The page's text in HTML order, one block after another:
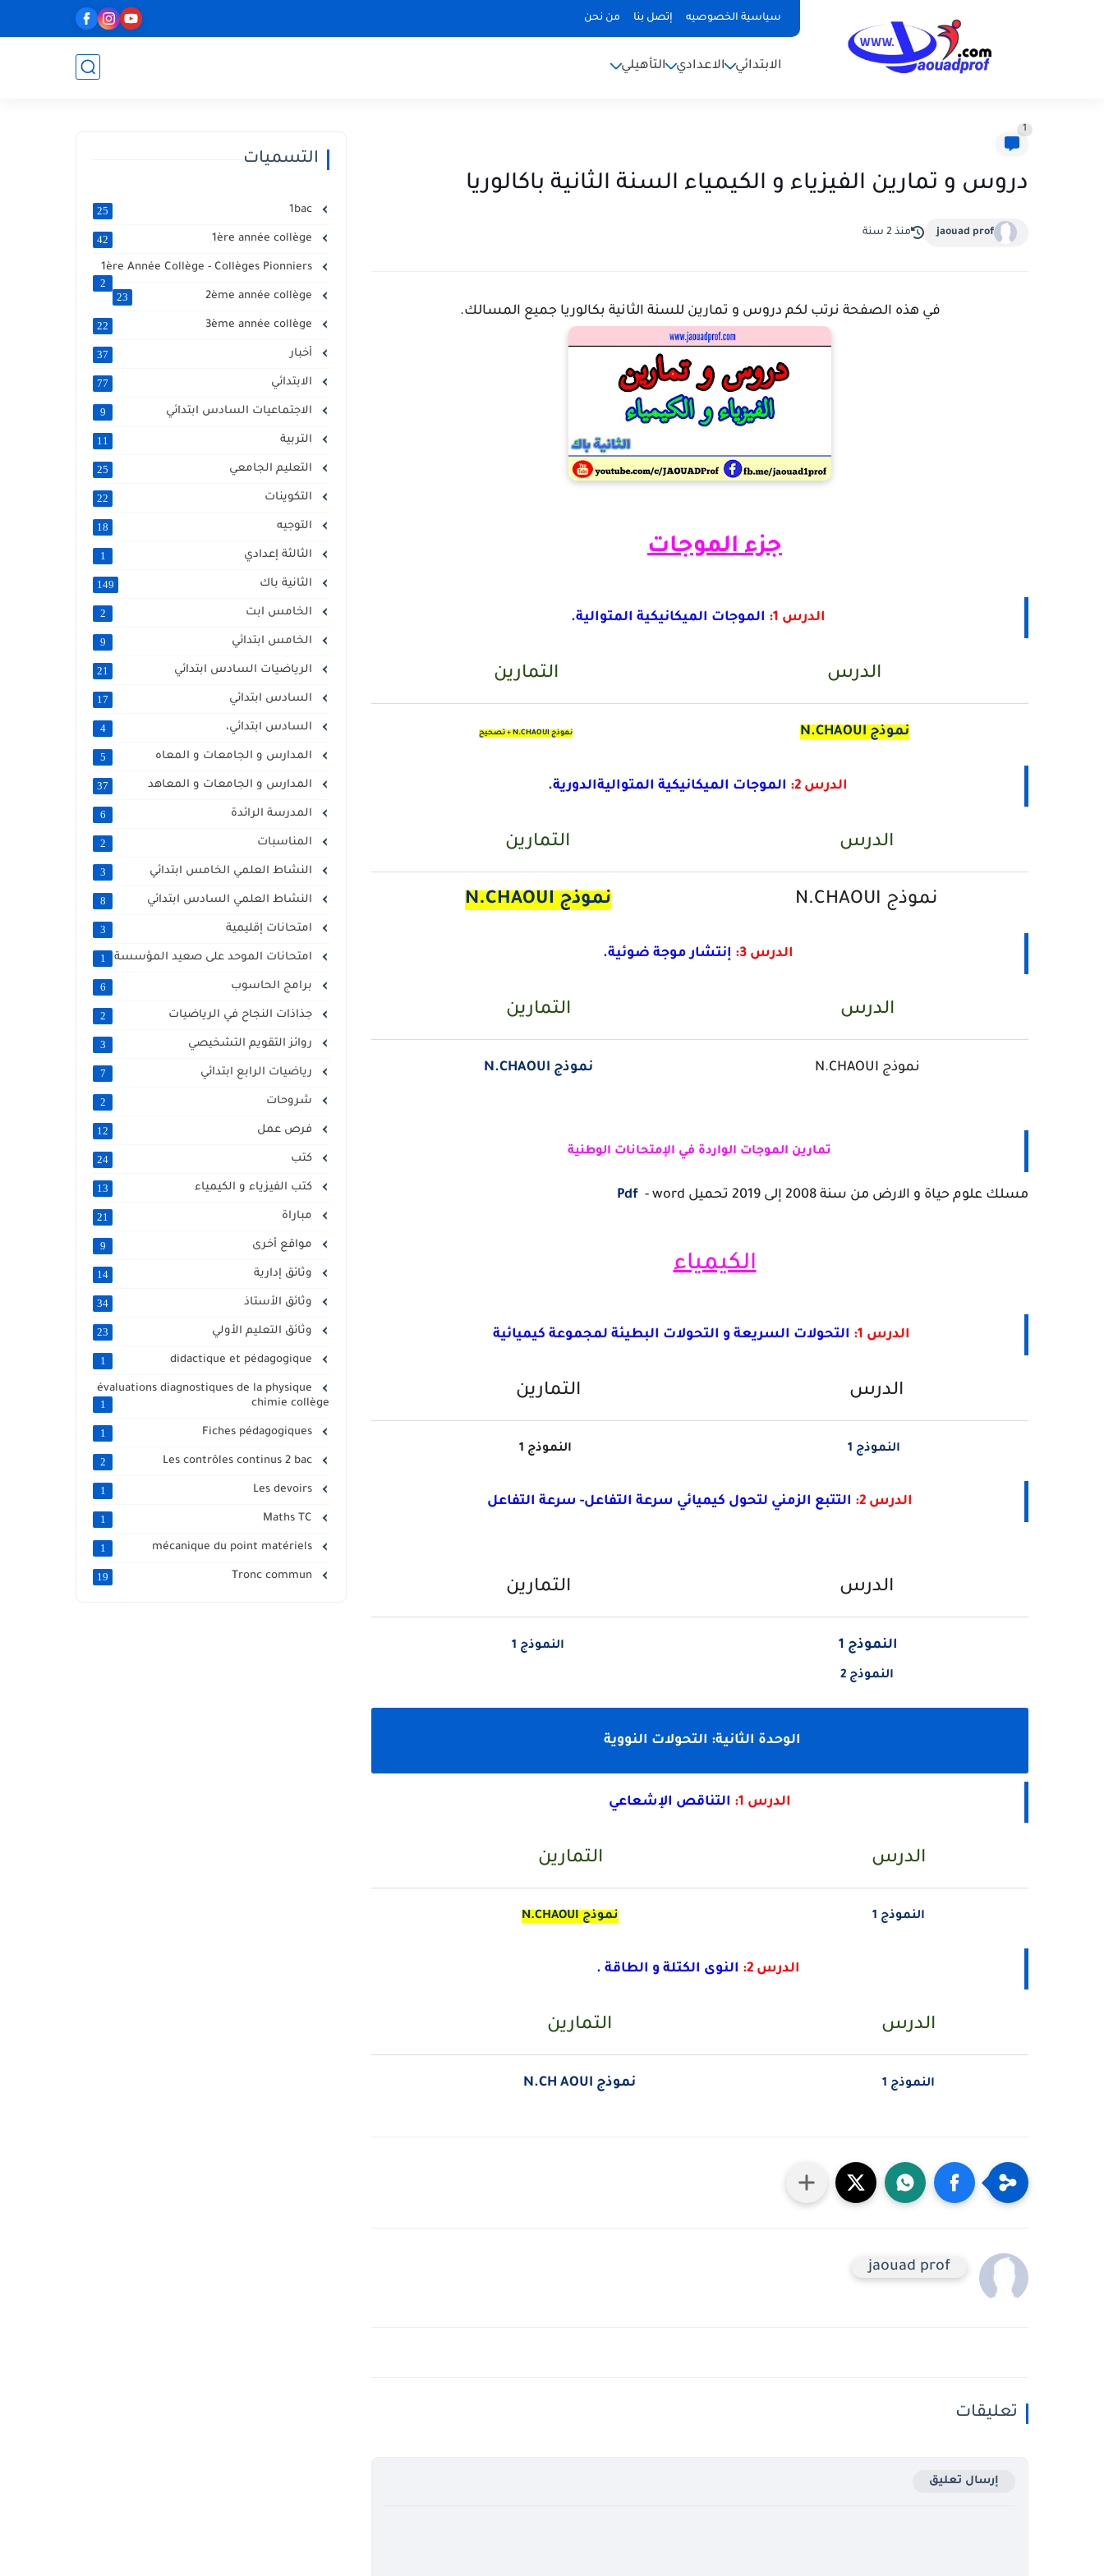
سياسية الخصوصيه إتصل بنا من نحن
الابتدائي الاعدادي التأهيلي
1
دروس و تمارين الفيزياء و الكيمياء السنة الثانية باكالوريا
jaouad prof منذ 2 سنة
في هذه الصفحة نرتب لكم دروس و تمارين للسنة الثانية بكالوريا جميع المسالك.
جزء الموجات
الدرس 1: الموجات الميكانيكية المتوالية.
الدرس التمارين
نموذج N.CHAOUI نموذج N.CHAOUI + تصحيح
الدرس 2: الموجات الميكانيكية المتواليةالدورية.
الدرس التمارين
نموذج N.CHAOUI نموذج N.CHAOUI
الدرس 3: إنتشار موجة ضوئية.
الدرس التمارين
نموذج N.CHAOUI نموذج N.CHAOUI
تمارين الموجات الواردة في الإمتحانات الوطنية
مسلك علوم حياة و الارض من سنة 2008 إلى 2019 تحميل Pdf - word
الكيمياء
الدرس 1: التحولات السريعة و التحولات البطيئة لمجموعة كيميائية
الدرس التمارين
النموذج 1 النموذج 1
الدرس 2: التتبع الزمني لتحول كيميائي سرعة التفاعل- سرعة التفاعل
الدرس التمارين
النموذج 1
النموذج 2
النموذج 1
الوحدة الثانية: التحولات النووية
الدرس 1: التناقص الإشعاعي
الدرس التمارين
النموذج 1 نموذج N.CHAOUI
الدرس 2: النوى الكتلة و الطاقة .
الدرس التمارين
النموذج 1 نموذج N.CH AOUI
jaouad prof
تعليقات
إرسال تعليق
التسميات
1bac
25
42
1ère Année Collège - Collèges Pionniers
2
23
22
أخبار 37
الابتدائي 77
الاجتماعيات السادس ابتدائي 9
التربية 11
التعليم الجامعي 25
التكوينات 22
التوجيه 18
الثالثة إعدادي 1
الثانية باك 149
الخامس ابت 2
الخامس ابتدائي 9
الرياضيات السادس ابتدائي 21
السادس ابتدائي 17
السادس ابتدائي، 4
المدارس و الجامعات و المعاه 5
المدارس و الجامعات و المعاهد 37
المدرسة الرائدة 6
المناسبات 2
النشاط العلمي الخامس ابتدائي 3
النشاط العلمي السادس ابتدائي 8
امتحانات إقليمية 3
امتحانات الموحد على صعيد المؤسسة 1
برامج الحاسوب 6
جذاذات النجاح في الرياضيات 2
روائز التقويم التشخيصي 3
رياضيات الرابع ابتدائي 7
شروحات 2
فرص عمل 12
كتب 24
كتب الفيزياء و الكيمياء 13
مباراة 21
مواقع أخرى 9
وثائق إدارية 14
وثائق الأستاذ 34
وثائق التعليم الأولي 23
1
évaluations diagnostiques de la physique
chimie collège
1
Fiches pédagogiques
1
Les contrôles continus 2 bac
2
Les devoirs
1
1
mécanique du point matériels
1
19